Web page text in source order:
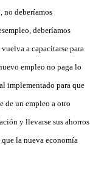
no deberíamos
deberíamos
a capacitarse para
empleo no paga lo
implementado para que
de un empleo a otro
y llevarse sus ahorros
que la nueva economía